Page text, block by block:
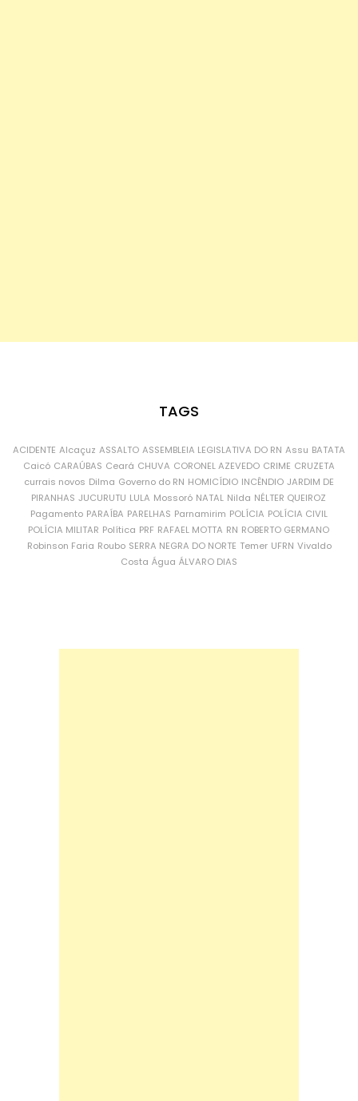
TAGS
ACIDENTE Alcaçuz ASSALTO ASSEMBLEIA LEGISLATIVA DO RN Assu BATATA
Caicó CARAÚBAS Ceará CHUVA CORONEL AZEVEDO CRIME CRUZETA
currais novos Dilma Governo do RN HOMICÍDIO INCÊNDIO JARDIM DE
PIRANHAS JUCURUTU LULA Mossoró NATAL Nilda NÉLTER QUEIROZ
Pagamento PARAÍBA PARELHAS Parnamirim POLÍCIA POLÍCIA CIVIL
POLÍCIA MILITAR Política PRF RAFAEL MOTTA RN ROBERTO GERMANO
Robinson Faria Roubo SERRA NEGRA DO NORTE Temer UFRN Vivaldo
Costa Água ÁLVARO DIAS